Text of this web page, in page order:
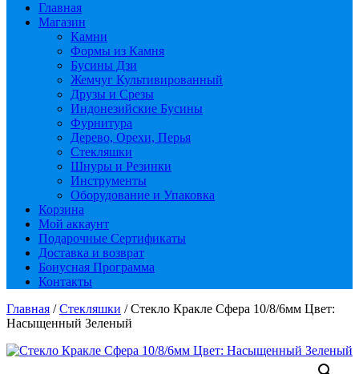
Главная
Магазин
Камни
Формы из Камня
Бусины Дзи
Жемчуг Культивированный
Друзы и Срезы
Индонезийские Бусины
Фурнитура
Дерево, Орехи, Перья
Стекляшки
Шнуры и Резинки
Инструменты
Оборудование и Упаковка
Корзина
Мой аккаунт
Подарочные Сертификаты
Доставка и возврат
Бонусная Программа
Контакты
Главная /Стекляшки / Стекло Кракле Сфера 10/8/6мм Цвет:
Насыщенный Зеленый